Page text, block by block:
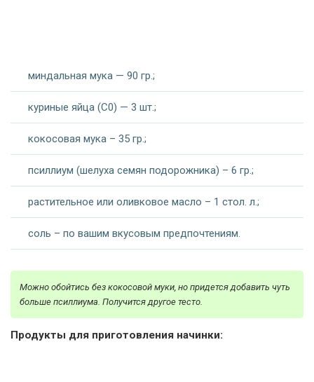
миндальная мука — 90 гр.;
куриные яйца (С0) — 3 шт.;
кокосовая мука – 35 гр.;
псиллиум (шелуха семян подорожника) – 6 гр.;
растительное или оливковое масло – 1 стол. л.;
соль – по вашим вкусовым предпочтениям.
Можно обойтись без кокосовой муки, но придется добавить чуть
больше псиллиума. Получится другое тесто.
Продукты для приготовления начинки: